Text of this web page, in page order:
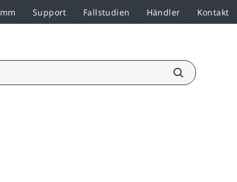
Support Fallstudien Händler Kontakt